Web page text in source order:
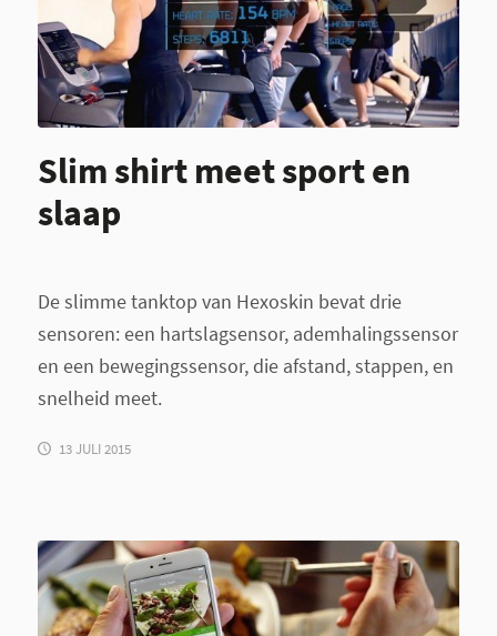
Slim shirt meet sport en
slaap
De slimme tanktop van Hexoskin bevat drie
sensoren: een hartslagsensor, ademhalingssensor
en een bewegingssensor, die afstand, stappen, en
snelheid meet.
13 JULI 2015